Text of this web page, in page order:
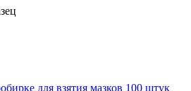
для взятия мазков 100 штук